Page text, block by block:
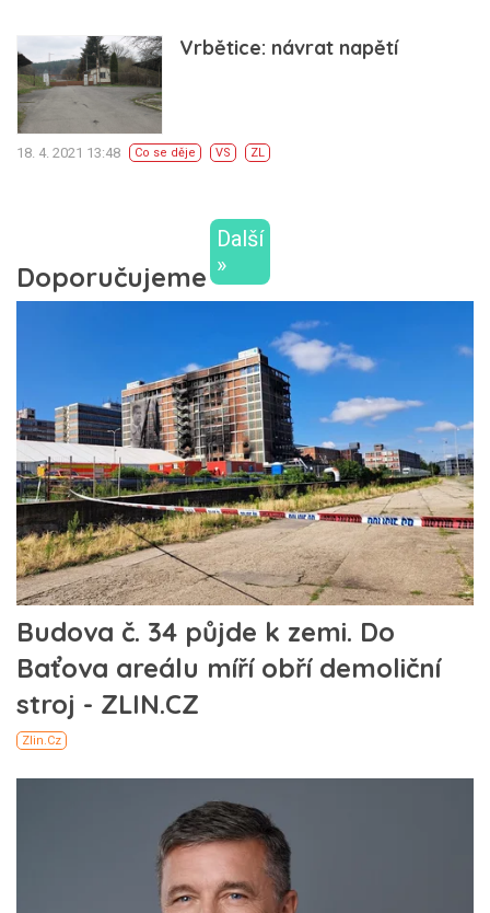
Vrbětice: návrat napětí
18. 4. 2021 13:48 Co se děje VS ZL
Další
»